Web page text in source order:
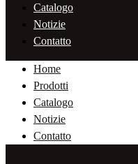
Catalogo
Notizie
Contatto
Home
Prodotti
Catalogo
Notizie
Contatto